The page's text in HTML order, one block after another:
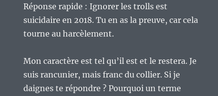
Réponse rapide : Ignorer les trolls est
suicidaire en 2018. Tu en as la preuve, car cela
tourne au harcèlement.
Mon caractère est tel qu’il est et le restera. Je
suis rancunier, mais franc du collier. Si je
daignes te répondre ? Pourquoi un terme